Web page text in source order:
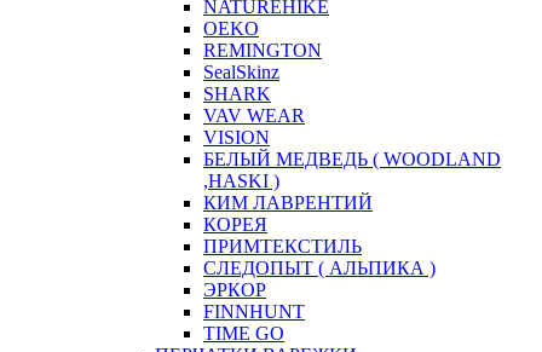
NATUREHIKE
OEKO
REMINGTON
SealSkinz
SHARK
VAV WEAR
VISION
БЕЛЫЙ МЕДВЕДЬ ( WOODLAND
,HASKI )
КИМ ЛАВРЕНТИЙ
КОРЕЯ
ПРИМТЕКСТИЛЬ
СЛЕДОПЫТ ( АЛЬПИКА )
ЭРКОР
FINNHUNT
TIME GO